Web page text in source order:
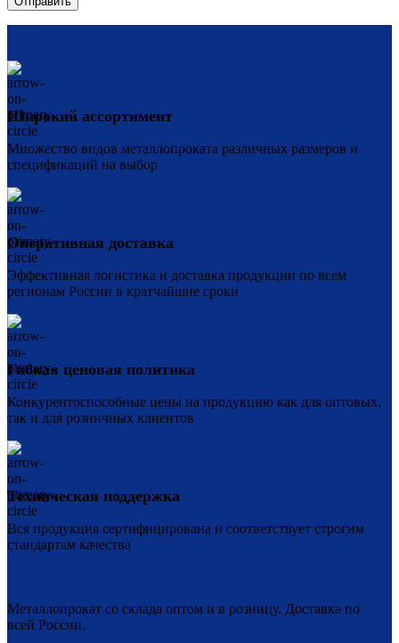
Широкий ассортимент
Множество видов металлопроката различных размеров и
спецификаций на выбор
Оперативная доставка
Эффективная логистика и доставка продукции по всем
регионам России в кратчайшие сроки
Гибкая ценовая политика
Конкурентоспособные цены на продукцию как для оптовых,
так и для розничных клиентов
Техническая поддержка
Вся продукция сертифицирована и соответствует строгим
стандартам качества
Металлопрокат со склада оптом и в розницу. Доставка по
всей России.